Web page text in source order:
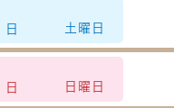
日 土曜日
日 日曜日